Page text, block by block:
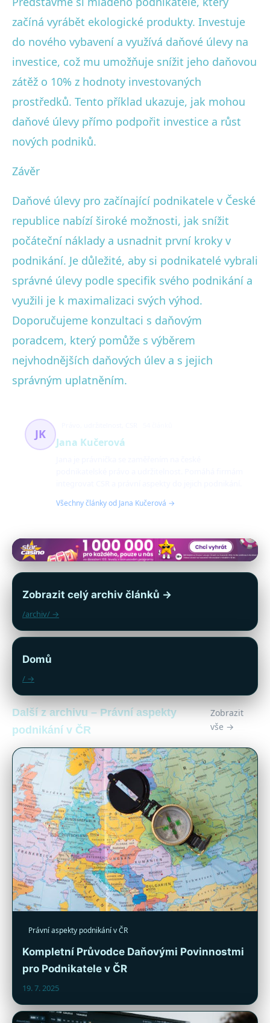
začíná vyrábět ekologické produkty. Investuje
do nového vybavení a využívá daňové úlevy na
investice, což mu umožňuje snížit jeho daňovou
zátěž o 10% z hodnoty investovaných
prostředků. Tento příklad ukazuje, jak mohou
daňové úlevy přímo podpořit investice a růst
nových podniků.
Závěr
Daňové úlevy pro začínající podnikatele v České
republice nabízí široké možnosti, jak snížit
počáteční náklady a usnadnit první kroky v
podnikání. Je důležité, aby si podnikatelé vybrali
správné úlevy podle specifik svého podnikání a
využili je k maximalizaci svých výhod.
Doporučujeme konzultaci s daňovým
poradcem, který pomůže s výběrem
nejvhodnějších daňových úlev a s jejich
správným uplatněním.
JK
Jana Kučerová
Všechny články od Jana Kučerová →
Zobrazit celý archiv článků →
/archiv/ →
Domů
/ →
Další z archivu – Právní aspekty
podnikání v ČR
Zobrazit
vše →
Právní aspekty podnikání v ČR
Kompletní Průvodce Daňovými Povinnostmi
pro Podnikatele v ČR
19. 7. 2025